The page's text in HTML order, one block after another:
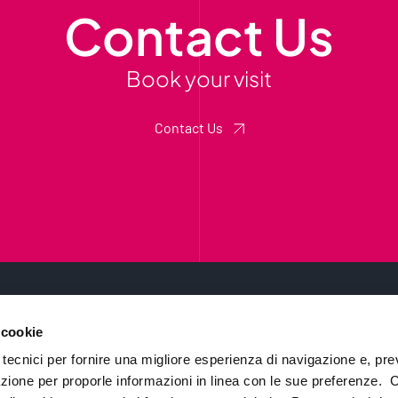
per fornire una migliore esperienza di navigazione e,
per proporle informazioni in linea con le sue preferenze.
Contact Us
Book your visit
Contact Us
About Us
Case Studies